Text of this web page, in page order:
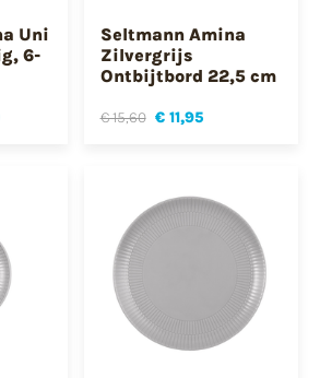
Uni
6-
Seltmann Amina
Zilvergrijs
Ontbijtbord 22,5 cm
€ 15,60 € 11,95